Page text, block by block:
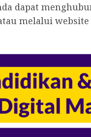
dapat
melalui website